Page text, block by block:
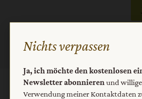
AGB und Widerrufsbelehrung
Nichts verpassen
Ja, ich möchte den kostenlosen
Newsletter abonnierenund
Verwendung meiner Kontaktdaten